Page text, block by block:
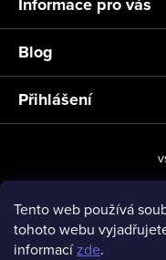
Tento web používá
tohoto webu
informacízde.
Blog
Přihlášení
Copyright 2026